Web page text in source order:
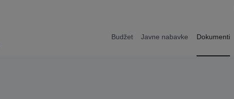
Budžet Javne nabavke Dokumenti